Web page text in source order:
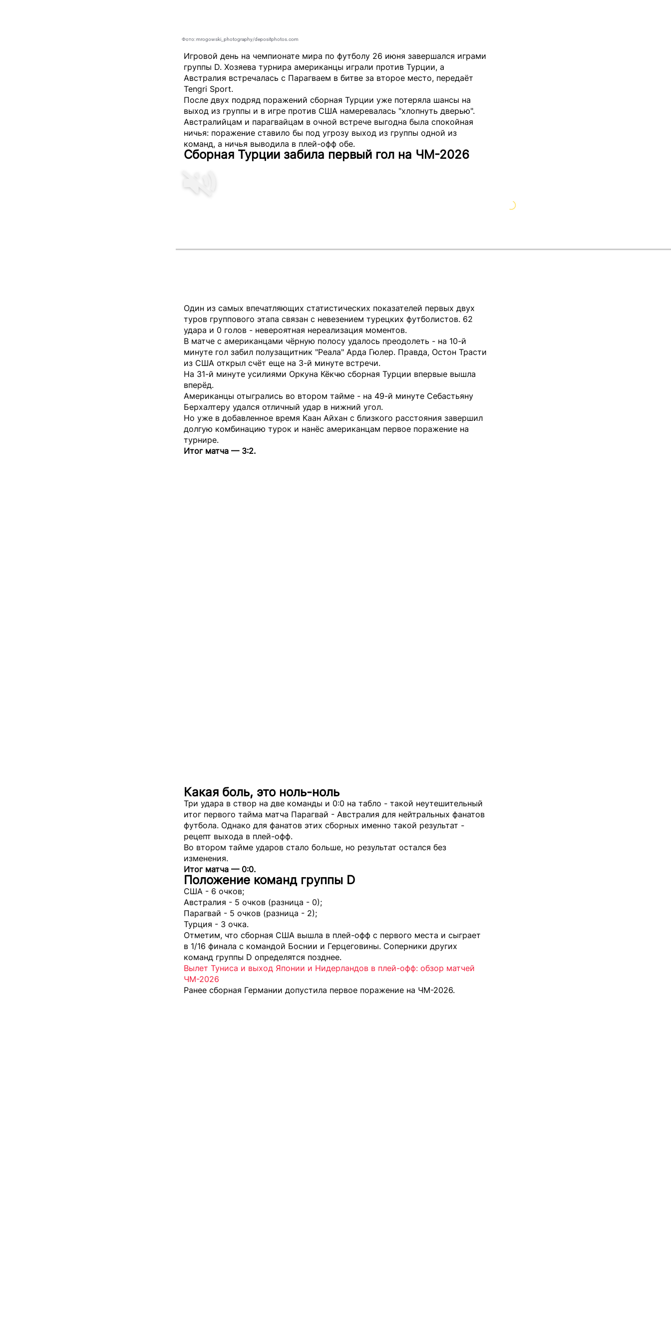
Фото: mrogowski_photography/depositphotos.com
Игровой день на чемпионате мира по футболу 26 июня завершался играми
группы D. Хозяева турнира американцы играли против Турции, а
Австралия встречалась с Парагваем в битве за второе место, передаёт
Tengri Sport.
После двух подряд поражений сборная Турции уже потеряла шансы на
выход из группы и в игре против США намеревалась "хлопнуть дверью".
Австралийцам и парагвайцам в очной встрече выгодна была спокойная
ничья: поражение ставило бы под угрозу выход из группы одной из
команд, а ничья выводила в плей-офф обе.
Сборная Турции забила первый гол на ЧМ-2026
Один из самых впечатляющих статистических показателей первых двух
туров группового этапа связан с невезением турецких футболистов. 62
удара и 0 голов - невероятная нереализация моментов.
В матче с американцами чёрную полосу удалось преодолеть - на 10-й
минуте гол забил полузащитник "Реала" Арда Гюлер. Правда, Остон Трасти
из США открыл счёт еще на 3-й минуте встречи.
На 31-й минуте усилиями Оркуна Кёкчю сборная Турции впервые вышла
вперёд.
Американцы отыгрались во втором тайме - на 49-й минуте Себастьяну
Берхалтеру удался отличный удар в нижний угол.
Но уже в добавленное время Каан Айхан с близкого расстояния завершил
долгую комбинацию турок и нанёс американцам первое поражение на
турнире.
Итог матча — 3:2.
Какая боль, это ноль-ноль
Три удара в створ на две команды и 0:0 на табло - такой неутешительный
итог первого тайма матча Парагвай - Австралия для нейтральных фанатов
футбола. Однако для фанатов этих сборных именно такой результат -
рецепт выхода в плей-офф.
Во втором тайме ударов стало больше, но результат остался без
изменения.
Итог матча — 0:0.
Положение команд группы D
США - 6 очков;
Австралия - 5 очков (разница - 0);
Парагвай - 5 очков (разница - 2);
Турция - 3 очка.
Отметим, что сборная США вышла в плей-офф с первого места и сыграет
в 1/16 финала с командой Боснии и Герцеговины. Соперники других
команд группы D определятся позднее.
Вылет Туниса и выход Японии и Нидерландов в плей-офф: обзор матчей
ЧМ-2026
Ранее сборная Германии допустила первое поражение на ЧМ-2026.